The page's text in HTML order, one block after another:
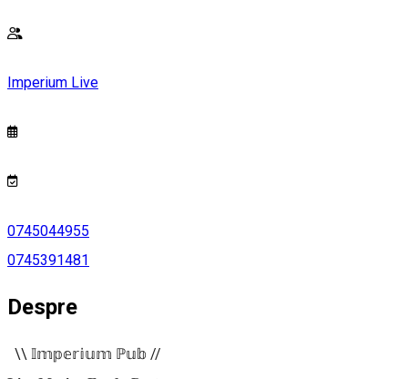
Imperium Live
0745044955
0745391481
Despre
\\ 𝕀𝕞𝕡𝕖𝕣𝕚𝕦𝕞 ℙ𝕦𝕓 //